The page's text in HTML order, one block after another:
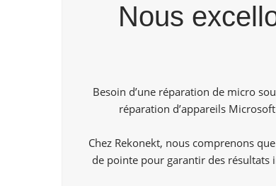
Nous
Besoin d’une réparation de micro
réparation d’appareils
Chez Rekonekt, nous comprenons
de pointe pour garantir des résultats